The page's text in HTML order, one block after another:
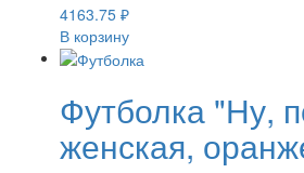
4163.75 ₽
В корзину
Футболка "Ну,
женская,